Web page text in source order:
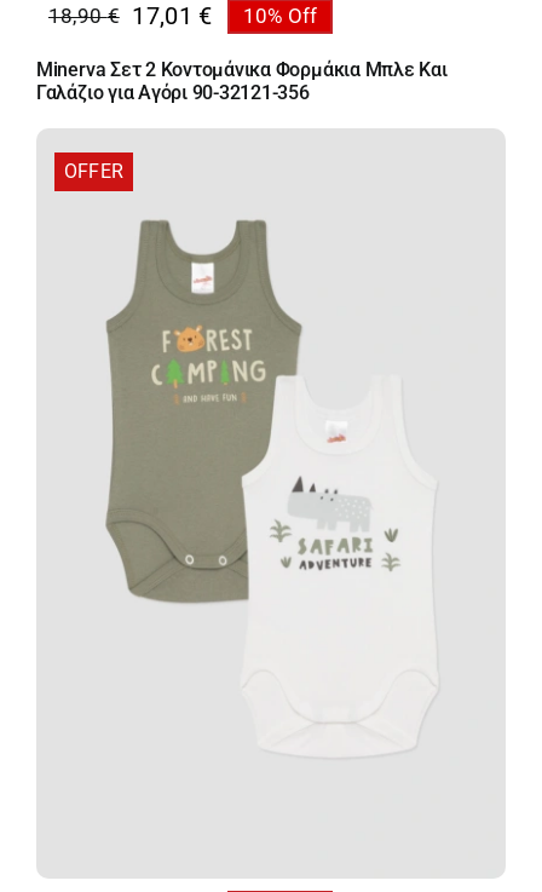
18,90€
Original
price
was:
17,01 €
Η
τρέχουσα
τιμή
17,01 €.
10% Off
Minerva Σετ 2 Κοντομάνικα Φορμάκια Μπλε Και
Γαλάζιο για Αγόρι 90-32121-356
OFFER